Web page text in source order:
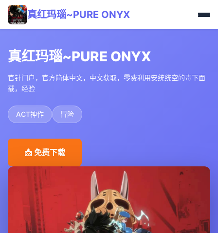
真红玛瑙~PURE ONYX
真红玛瑙~PURE ONYX
官针门户，官方简体中文，中文获取，零费利用安统统空的毒下面
载，经验
ACT神作 冒险
📩 免费下载